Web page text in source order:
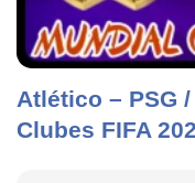
Atlético – PSG
Clubes FIFA